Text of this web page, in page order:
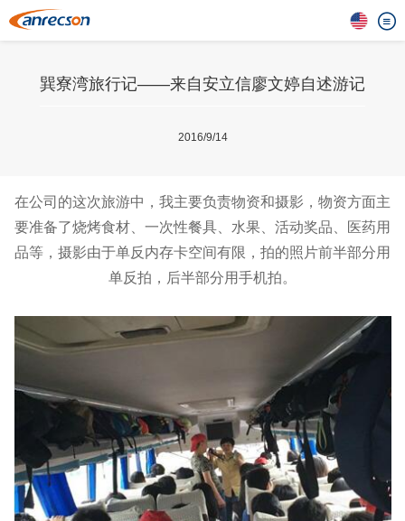
巽寮湾旅行记——来自安立信廖文婷自述游记
2016/9/14
在公司的这次旅游中，我主要负责物资和摄影，物资方面主
要准备了烧烤食材、一次性餐具、水果、活动奖品、医药用
品等，摄影由于单反内存卡空间有限，拍的照片前半部分用
单反拍，后半部分用手机拍。